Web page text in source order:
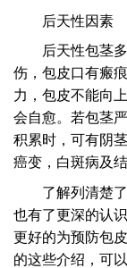
后天性因素
后天性包茎多
伤，包皮口有瘢
力，包皮不能向
会自愈。若包茎
积累时，可有阴
癌变，白斑病及结
了解列清楚了
也有了更深的认
更好的为预防包
的这些介绍，可